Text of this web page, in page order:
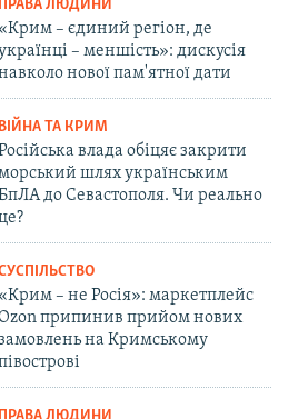
ПРАВА ЛЮДИНИ
«Крим – єдиний регіон, де
– меншість»: дискусія
нової пам'ятної дати
ВІЙНА ТА КРИМ
влада обіцяє закрити
шлях українським
до Севастополя. Чи реально
«Крим – не Росія»: маркетплейс
припинив прийом нових
на Кримському